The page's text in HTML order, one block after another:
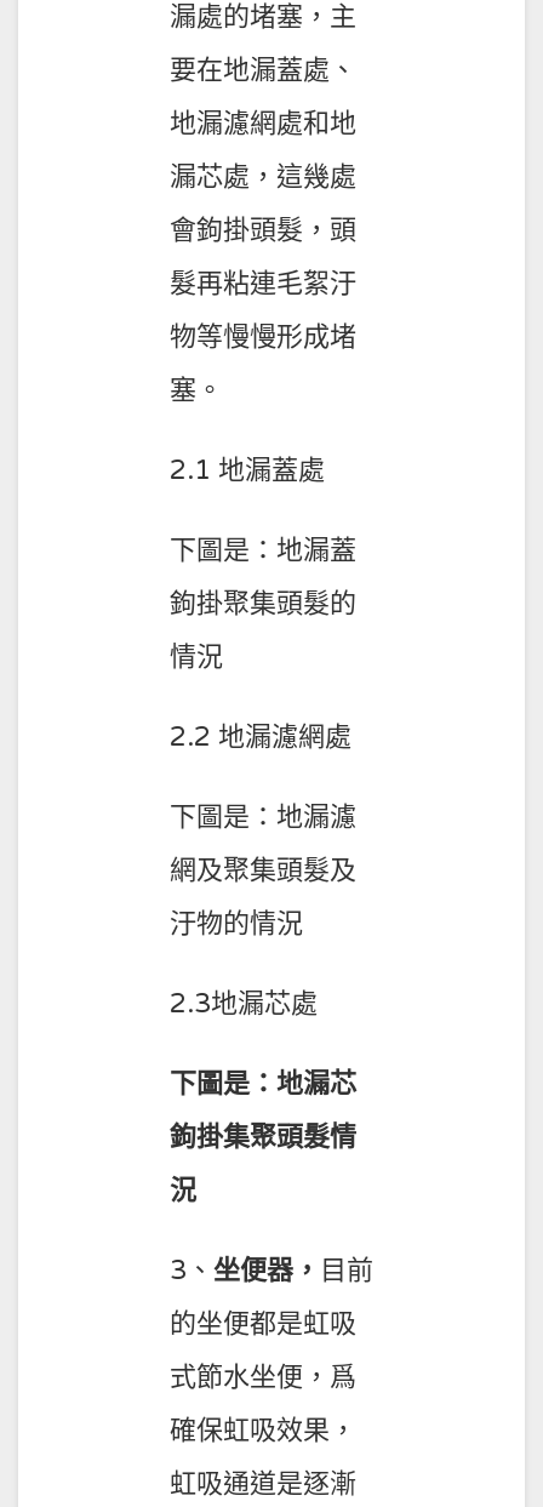
漏處的堵塞，主
要在地漏蓋處、
地漏濾網處和地
漏芯處，這幾處
會鉤掛頭髮，頭
髮再粘連毛絮汙
物等慢慢形成堵
塞。
2.1 地漏蓋處
下圖是：地漏蓋
鉤掛聚集頭髮的
情況
2.2 地漏濾網處
下圖是：地漏濾
網及聚集頭髮及
汙物的情況
2.3地漏芯處
下圖是：地漏芯
鉤掛集聚頭髮情
況
3、 坐便器， 目前
的坐便都是虹吸
式節水坐便，爲
確保虹吸效果，
虹吸通道是逐漸